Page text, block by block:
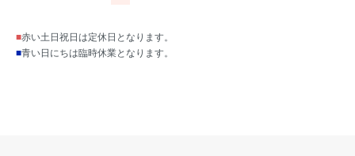
■赤い土日祝日は定休日となります。
■青い日にちは臨時休業となります。